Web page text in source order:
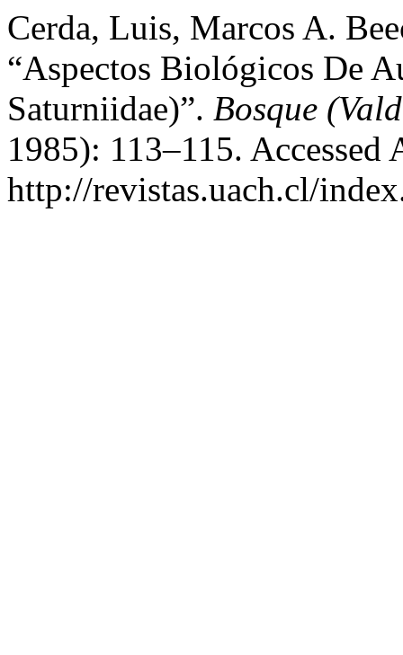
Cerda, Luis, Marcos A.
“Aspectos Biológicos De
Saturniidae)”. Bosque
1985): 113–115. Accessed
http://revistas.uach.cl/